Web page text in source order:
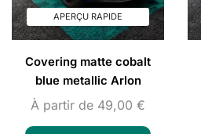
APERÇU RAPIDE
Covering matte cobalt
blue metallic Arlon
À partir de 49,00 €